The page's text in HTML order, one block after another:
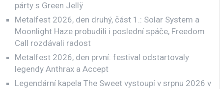
párty s Green Jellÿ
Metalfest 2026, den druhý, část 1.: Solar System a
Moonlight Haze probudili i poslední spáče, Freedom
Call rozdávali radost
Metalfest 2026, den první: festival odstartovaly
legendy Anthrax a Accept
Legendární kapela The Sweet vystoupí v srpnu 2026 v